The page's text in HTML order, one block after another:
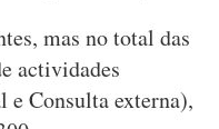
mas no total das
actividades
e Consulta externa),